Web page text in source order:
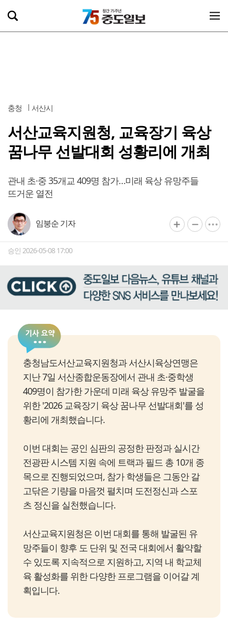
충청 서산시
서산교육지원청, 교육장기 육상
꿈나무 선발대회 성황리에 개최
관내 초·중 35개교 409명 참가…미래 육상 유망주들
뜨거운 열전
임붕순 기자
승인 2026-05-08 17:00
충청남도서산교육지원청과 서산시육상연맹은
지난 7일 서산종합운동장에서 관내 초·중학생
409명이 참가한 가운데 미래 육상 유망주 발굴을
위한 '2026 교육장기 육상 꿈나무 선발대회'를 성
황리에 개최했습니다.
이번 대회는 공인 심판의 공정한 판정과 실시간
전광판 시스템 지원 속에 트랙과 필드 총 10개 종
목으로 진행되었으며, 참가 학생들은 그동안 갈
고닦은 기량을 마음껏 펼치며 도전정신과 스포
츠 정신을 실천했습니다.
서산교육지원청은 이번 대회를 통해 발굴된 유
망주들이 향후 도 단위 및 전국 대회에서 활약할
수 있도록 지속적으로 지원하고, 지역 내 학교체
육 활성화를 위한 다양한 프로그램을 이어갈 계
획입니다.